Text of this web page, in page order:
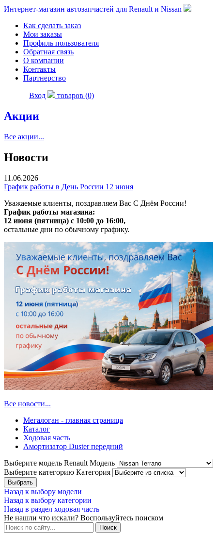
Интернет-магазин автозапчастей для Renault и Nissan
Как сделать заказ
Мои заказы
Профиль пользователя
Обратная связь
О компании
Контакты
Партнерство
Вход товаров (0)
Акции
Все акции...
Новости
11.06.2026
График работы в День России 12 июня
Уважаемые клиенты, поздравляем Вас С Днём России!
График работы магазина:
12 июня (пятница) с 10:00 до 16:00,
остальные дни по обычному графику.
Все новости...
Мегалоган - главная страница
Каталог
Ходовая часть
Амортизатор Duster передний
Выберите модель Renault Модель
Выберите категорию Категория
Назад к выбору модели
Назад к выбору категории
Назад в раздел ходовая часть
Не нашли что искали? Воспользуйтесь поиском